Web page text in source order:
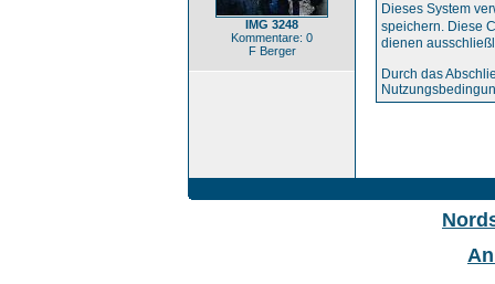
IMG 3248
Kommentare: 0
F Berger
Dieses System
speichern. Diese
dienen
Durch das